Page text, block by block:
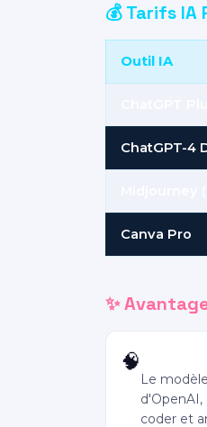
💰 Tarifs IA
Outil IA
ChatGPT-4
Canva Pro
✨
🧠
Le
d'OpenAI,
coder et